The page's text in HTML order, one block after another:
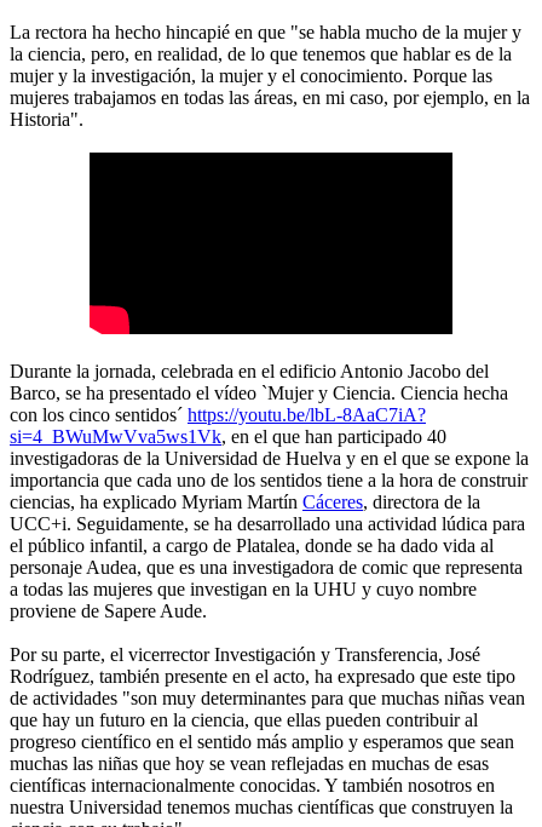
La rectora ha hecho hincapié en que "se habla mucho de la mujer y
la ciencia, pero, en realidad, de lo que tenemos que hablar es de la
mujer y la investigación, la mujer y el conocimiento. Porque las
mujeres trabajamos en todas las áreas, en mi caso, por ejemplo, en la
Historia".
Durante la jornada, celebrada en el edificio Antonio Jacobo del
Barco, se ha presentado el vídeo `Mujer y Ciencia. Ciencia hecha
con los cinco sentidos´ https://youtu.be/lbL-8AaC7iA?
si=4_BWuMwVva5ws1Vk, en el que han participado 40
investigadoras de la Universidad de Huelva y en el que se expone la
importancia que cada uno de los sentidos tiene a la hora de construir
ciencias, ha explicado Myriam Martín Cáceres, directora de la
UCC+i. Seguidamente, se ha desarrollado una actividad lúdica para
el público infantil, a cargo de Platalea, donde se ha dado vida al
personaje Audea, que es una investigadora de comic que representa
a todas las mujeres que investigan en la UHU y cuyo nombre
proviene de Sapere Aude.
Por su parte, el vicerrector Investigación y Transferencia, José
Rodríguez, también presente en el acto, ha expresado que este tipo
de actividades "son muy determinantes para que muchas niñas vean
que hay un futuro en la ciencia, que ellas pueden contribuir al
progreso científico en el sentido más amplio y esperamos que sean
muchas las niñas que hoy se vean reflejadas en muchas de esas
científicas internacionalmente conocidas. Y también nosotros en
nuestra Universidad tenemos muchas científicas que construyen la